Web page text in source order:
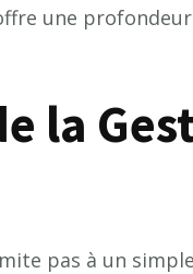
une
la
pas à un